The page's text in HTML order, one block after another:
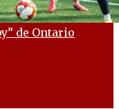
de Ontario